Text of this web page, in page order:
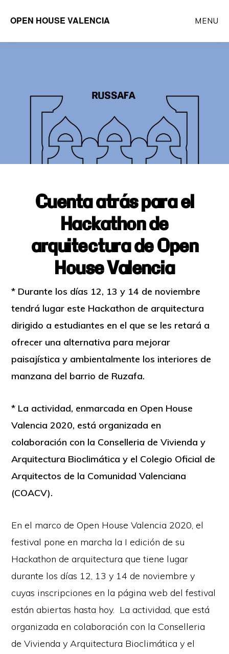
contenido
OPEN HOUSE VALENCIA MENU
Cuenta atrás para el
Hackathon de
arquitectura de Open
House Valencia
* Durante los días 12, 13 y 14 de noviembre
tendrá lugar este Hackathon de arquitectura
dirigido a estudiantes en el que se les retará a
ofrecer una alternativa para mejorar
paisajística y ambientalmente los interiores de
manzana del barrio de Ruzafa.
* La actividad, enmarcada en Open House
Valencia 2020, está organizada en
colaboración con la Conselleria de Vivienda y
Arquitectura Bioclimática y el Colegio Oficial de
Arquitectos de la Comunidad Valenciana
(COACV).
En el marco de Open House Valencia 2020, el
festival pone en marcha la I edición de su
Hackathon de arquitectura que tiene lugar
durante los días 12, 13 y 14 de noviembre y
cuyas inscripciones en la página web del festival
están abiertas hasta hoy. La actividad, que está
organizada en colaboración con la Conselleria
de Vivienda y Arquitectura Bioclimática y el